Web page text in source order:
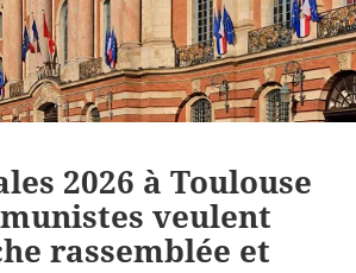
2026 à Toulouse
veulent
rassemblée et